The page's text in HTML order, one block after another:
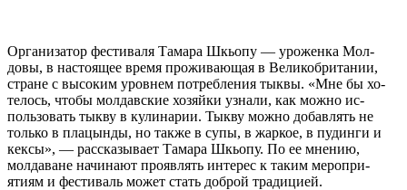
Организатор фестиваля Та­мара Шкьопу — уроженка Мол­
довы, в настоящее время про­живающая в Великобритании,
стране с высоким уровнем по­требления тыквы. «Мне бы хо­
телось, чтобы молдавские хо­зяйки узнали, как можно ис­
пользовать тыкву в кулина­рии. Тыкву можно добавлять не
только в плацынды, но так­же в супы, в жаркое, в пудин­ги и
кексы», — рассказывает Та­мара Шкьопу. По ее мнению,
молдаване начинают прояв­лять интерес к таким меропри­
ятиям и фестиваль может стать доброй тради­цией.